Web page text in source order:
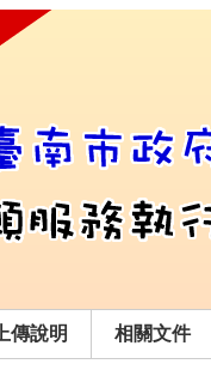
上傳說明 相關文件